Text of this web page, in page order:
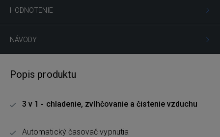
HODNOTENIE
NÁVODY
Popis produktu
3 v 1 - chladenie, zvlhčovanie a čistenie vzduchu
Automatický časovač vypnutia